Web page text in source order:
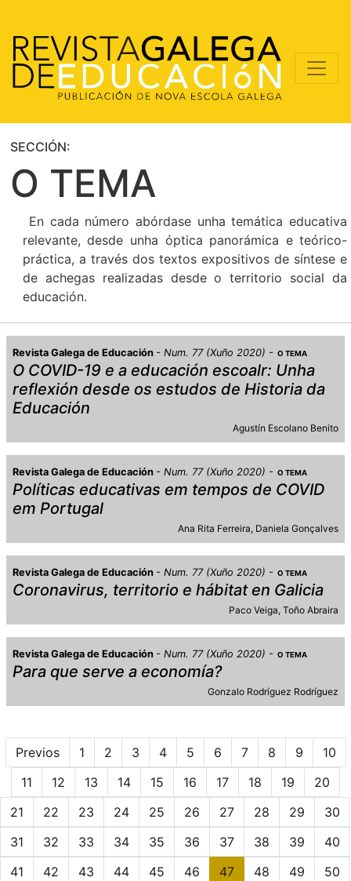
SECCIÓN:
O TEMA
En cada número abórdase unha temática educativa
relevante, desde unha óptica panorámica e teórico-
práctica, a través dos textos expositivos de síntese e
de achegas realizadas desde o territorio social da
educación.
Revista Galega de Educación Num. 77 (Xuño 2020) O TEMA
O COVID-19 e a educación escoalr: Unha
reflexión desde os estudos de Historia da
Educación
Agustín Escolano Benito
Revista Galega de Educación Num. 77 (Xuño 2020) O TEMA
Políticas educativas em tempos de COVID
em Portugal
Ana Rita Ferreira Daniela Gonçalves
Revista Galega de Educación Num. 77 (Xuño 2020) O TEMA
Coronavirus, territorio e hábitat en Galicia
Paco Veiga Toño Abraira
Revista Galega de Educación Num. 77 (Xuño 2020) O TEMA
Para que serve a economía?
Gonzalo Rodríguez Rodríguez
Previos 1 2 3 4 5 6 7 8 9
10
11
12 13 14 15 16 17 18 19
20
21
22 23 24 25 26 27 28 29
30
31
32 33 34 35 36 37 38 39
40
41
42 43 44 45 46 47 48 49
50